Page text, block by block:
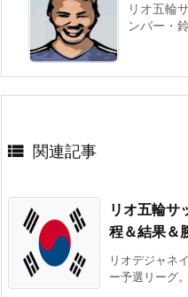
リオ五輪
ンバー・
 関連記事
リオ五輪サ
程＆結果＆
リオデジャネ
ー予選リーグ